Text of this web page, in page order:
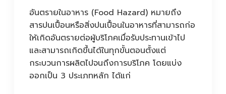
อันตรายในอาหาร (Food Hazard) หมายถึง
สารปนเปื้อนหรือสิ่งปนเปื้อนในอาหารที่สามารถก่อ
ให้เกิดอันตรายต่อผู้บริโภคเมื่อรับประทานเข้าไป
และสามารถเกิดขึ้นได้ในทุกขั้นตอนตั้งแต่
กระบวนการผลิตไปจนถึงการบริโภค โดยแบ่ง
ออกเป็น 3 ประเภทหลัก ได้แก่